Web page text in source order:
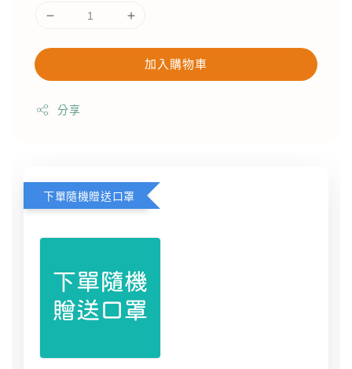
加入購物車
分享
下單隨機贈送口罩